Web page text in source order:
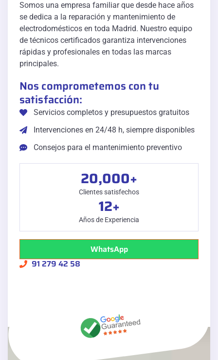
Somos una empresa familiar que desde hace años
se dedica a la reparación y mantenimiento de
electrodomésticos en toda Madrid. Nuestro equipo
de técnicos certificados garantiza intervenciones
rápidas y profesionales en todas las marcas
principales.
Nos comprometemos con tu
satisfacción:
Servicios completos y presupuestos gratuitos
Intervenciones en 24/48 h, siempre disponibles
Consejos para el mantenimiento preventivo
Clientes satisfechos
20,000+
Años de Experiencia
12+
WhatsApp
91 279 42 58